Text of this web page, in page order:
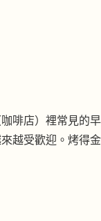
啡店）裡常見的早
越受歡迎。烤得金